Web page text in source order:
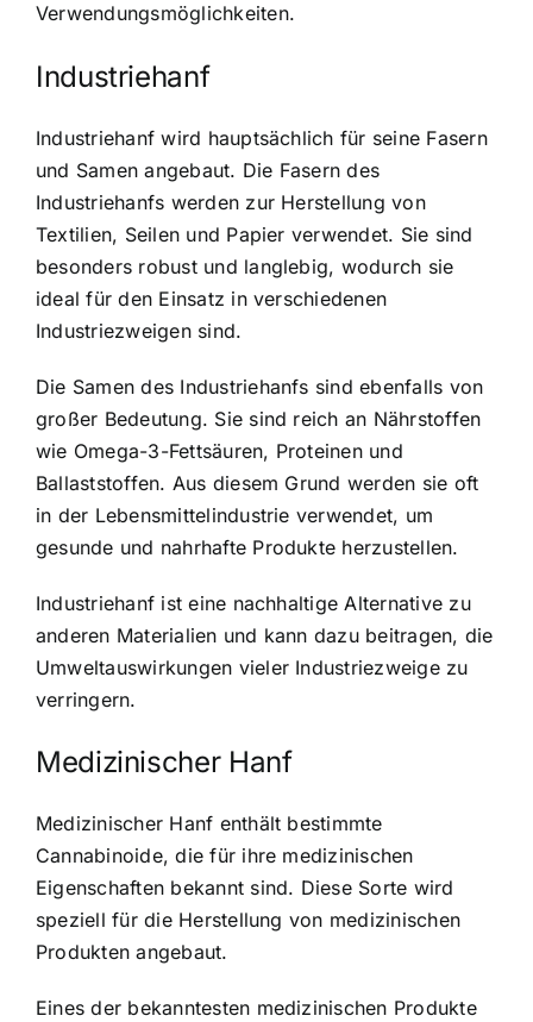
Verwendungsmöglichkeiten.
Industriehanf
Industriehanf wird hauptsächlich für seine Fasern
und Samen angebaut. Die Fasern des
Industriehanfs werden zur Herstellung von
Textilien, Seilen und Papier verwendet. Sie sind
besonders robust und langlebig, wodurch sie
ideal für den Einsatz in verschiedenen
Industriezweigen sind.
Die Samen des Industriehanfs sind ebenfalls von
großer Bedeutung. Sie sind reich an Nährstoffen
wie Omega-3-Fettsäuren, Proteinen und
Ballaststoffen. Aus diesem Grund werden sie oft
in der Lebensmittelindustrie verwendet, um
gesunde und nahrhafte Produkte herzustellen.
Industriehanf ist eine nachhaltige Alternative zu
anderen Materialien und kann dazu beitragen, die
Umweltauswirkungen vieler Industriezweige zu
verringern.
Medizinischer Hanf
Medizinischer Hanf enthält bestimmte
Cannabinoide, die für ihre medizinischen
Eigenschaften bekannt sind. Diese Sorte wird
speziell für die Herstellung von medizinischen
Produkten angebaut.
Eines der bekanntesten medizinischen Produkte